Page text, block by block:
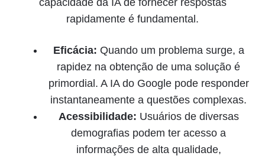
capacidade da IA de fornecer respostas
rapidamente é fundamental.
Eficácia: Quando um problema surge, a
rapidez na obtenção de uma solução é
primordial. A IA do Google pode responder
instantaneamente a questões complexas.
Acessibilidade: Usuários de diversas
demografias podem ter acesso a
informações de alta qualidade,